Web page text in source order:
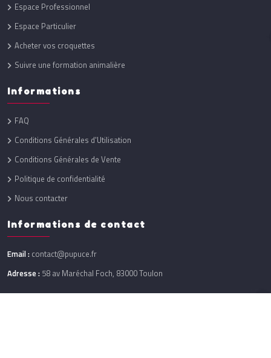
Espace Professionnel
Espace Particulier
Acheter vos croquettes
Suivre une formation animalière
Informations
FAQ
Conditions Générales d'Utilisation
Conditions Générales de Vente
Politique de confidentialité
Nous contacter
Informations de contact
Email : contact@pupuce.fr
Adresse : 58 av Maréchal Foch, 83000 Toulon